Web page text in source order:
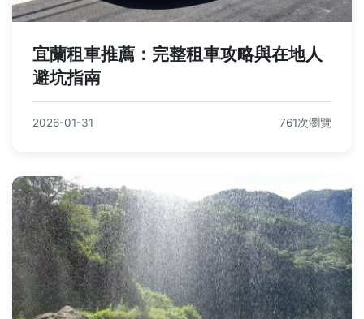
宜蘭租車推薦：完整租車攻略與在地人
避坑指南
2026-01-31 761次瀏覽